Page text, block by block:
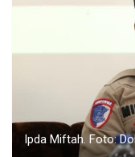
Ipda Miftah. Foto: